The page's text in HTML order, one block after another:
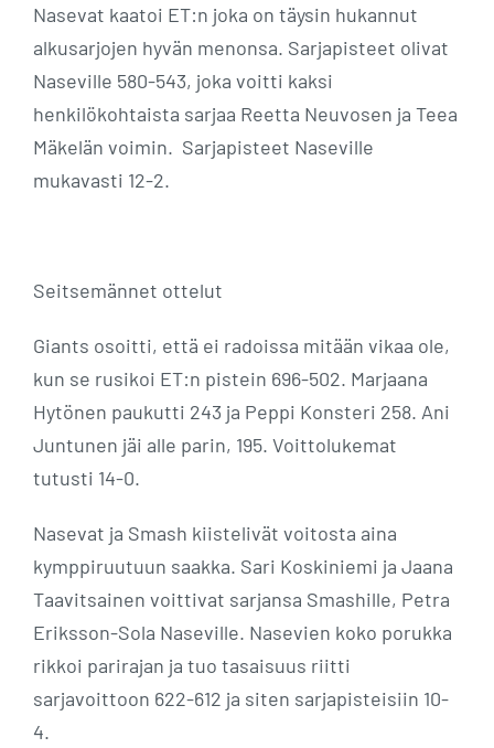
Nasevat kaatoi ET:n joka on täysin hukannut
alkusarjojen hyvän menonsa. Sarjapisteet olivat
Naseville 580-543, joka voitti kaksi
henkilökohtaista sarjaa Reetta Neuvosen ja Teea
Mäkelän voimin. Sarjapisteet Naseville
mukavasti 12-2.
Seitsemännet ottelut
Giants osoitti, että ei radoissa mitään vikaa ole,
kun se rusikoi ET:n pistein 696-502. Marjaana
Hytönen paukutti 243 ja Peppi Konsteri 258. Ani
Juntunen jäi alle parin, 195. Voittolukemat
tutusti 14-0.
Nasevat ja Smash kiistelivät voitosta aina
kymppiruutuun saakka. Sari Koskiniemi ja Jaana
Taavitsainen voittivat sarjansa Smashille, Petra
Eriksson-Sola Naseville. Nasevien koko porukka
rikkoi parirajan ja tuo tasaisuus riitti
sarjavoittoon 622-612 ja siten sarjapisteisiin 10-
4.